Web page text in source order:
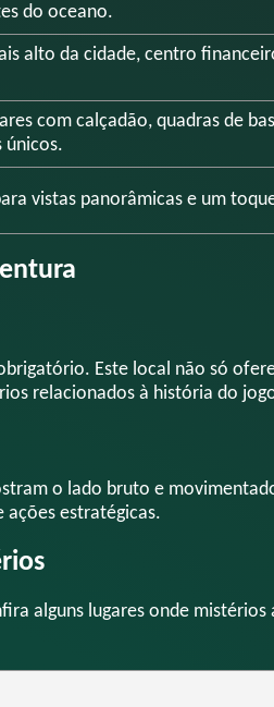
do oceano.
alto da cidade, centro
com calçadão, quadras de
únicos.
vistas panorâmicas e um
Este local não só
relacionados à história do
o lado bruto e
ações estratégicas.
alguns lugares onde mistérios